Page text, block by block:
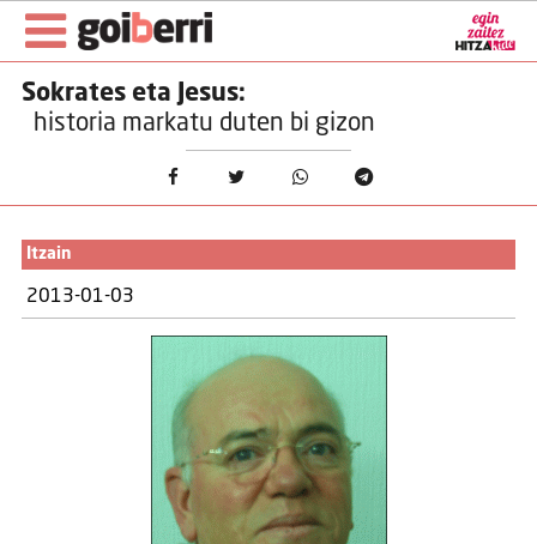
Sokrates eta Jesus:
historia markatu duten bi gizon
Itzain
2013-01-03